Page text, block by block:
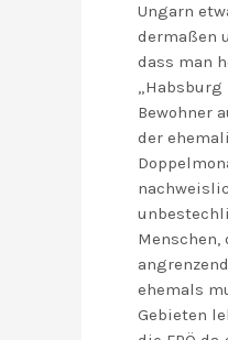
Ungarn
dermaßen
dass man
Bewohner
der
Menschen,
ehemals
Gebieten